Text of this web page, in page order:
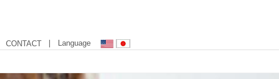
CONTACT | Language